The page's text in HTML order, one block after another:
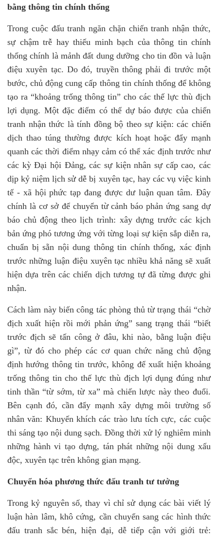
bằng thông tin chính thống
Trong cuộc đấu tranh ngăn chặn chiến tranh nhận thức,
sự chậm trễ hay thiếu minh bạch của thông tin chính
thống chính là mảnh đất dung dưỡng cho tin đồn và luận
điệu xuyên tạc. Do đó, truyền thông phải đi trước một
bước, chủ động cung cấp thông tin chính thống để không
tạo ra “khoảng trống thông tin” cho các thế lực thù địch
lợi dụng. Một đặc điểm có thể dự báo được của chiến
tranh nhận thức là tính đồng bộ theo sự kiện: các chiến
dịch thao túng thường được kích hoạt hoặc đẩy mạnh
quanh các thời điểm nhạy cảm có thể xác định trước như
các kỳ Đại hội Đảng, các sự kiện nhân sự cấp cao, các
dịp kỷ niệm lịch sử dễ bị xuyên tạc, hay các vụ việc kinh
tế - xã hội phức tạp đang được dư luận quan tâm. Đây
chính là cơ sở để chuyển từ cảnh báo phản ứng sang dự
báo chủ động theo lịch trình: xây dựng trước các kịch
bản ứng phó tương ứng với từng loại sự kiện sắp diễn ra,
chuẩn bị sẵn nội dung thông tin chính thống, xác định
trước những luận điệu xuyên tạc nhiều khả năng sẽ xuất
hiện dựa trên các chiến dịch tương tự đã từng được ghi
nhận.
Cách làm này biến công tác phòng thủ từ trạng thái “chờ
địch xuất hiện rồi mới phản ứng” sang trạng thái “biết
trước địch sẽ tấn công ở đâu, khi nào, bằng luận điệu
gì”, từ đó cho phép các cơ quan chức năng chủ động
định hướng thông tin trước, không để xuất hiện khoảng
trống thông tin cho thế lực thù địch lợi dụng đúng như
tinh thần “từ sớm, từ xa” mà chiến lược này theo đuổi.
Bên cạnh đó, cần đẩy mạnh xây dựng môi trường số
nhân văn: Khuyến khích các trào lưu tích cực, các cuộc
thi sáng tạo nội dung sạch. Đồng thời xử lý nghiêm minh
những hành vi tạo dựng, tán phát những nội dung xấu
độc, xuyên tạc trên không gian mạng.
Chuyển hóa phương thức đấu tranh tư tưởng
Trong kỷ nguyên số, thay vì chỉ sử dụng các bài viết lý
luận hàn lâm, khô cứng, cần chuyển sang các hình thức
đấu tranh sắc bén, hiện đại, dễ tiếp cận với giới trẻ: